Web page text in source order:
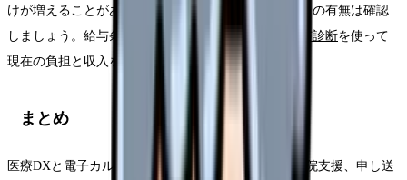
けが増えることがあります。役割、時間、評価、手当の有無は確認
しましょう。給与条件も含めて整理する場合は、
給与診断を使って
現在の負担と収入を分けて見るのがおすすめです。
まとめ
医療DXと電子カルテ情報共有は、看護師の記録、退院支援、申し送